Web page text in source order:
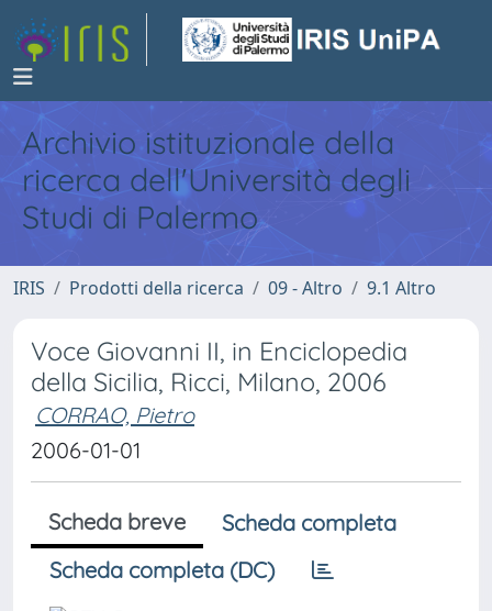
Archivio istituzionale della
ricerca dell'Università degli
Studi di Palermo
IRIS Prodotti della ricerca 09 - Altro 9.1 Altro
Voce Giovanni II, in Enciclopedia
della Sicilia, Ricci, Milano, 2006
CORRAO, Pietro
2006-01-01
Scheda breve
Scheda completa
Scheda completa (DC)